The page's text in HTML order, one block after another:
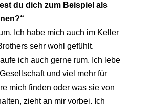
du dich zum Beispiel als
Ich habe mich auch im Keller
sehr wohl gefühlt.
ich auch gerne rum. Ich lebe
und viel mehr für
mich finden oder was sie von
zieht an mir vorbei. Ich